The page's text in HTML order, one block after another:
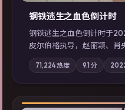
钢铁逃生之血色倒计时
钢铁逃生之血色倒计时于
皮尔伯格执导，赵丽颖、肖
叙事主轴，失踪人口档案牵
地域气质；站内亦可通过「
展检索同类型高分佳作，畅
71,224热度 9.1 分